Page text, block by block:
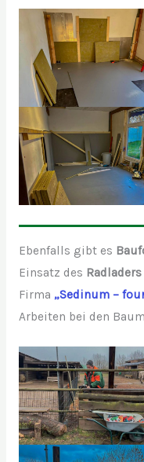
Ebenfalls gibt es
Einsatz des Radladers
Firma „Sedinum –
Arbeiten bei den